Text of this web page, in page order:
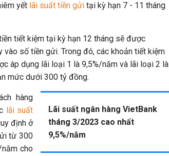
yết lãi suất tiền gửi tại kỳ hạn 7 - 11 tháng
tiết kiệm tại kỳ hạn 12 tháng sẽ được
vào số tiền gửi. Trong đó, các khoản tiết kiệm
áp dụng lãi loại 1 là 9,5%/năm và lãi loại 2 là
mức dưới 300 tỷ đồng.
Lãi suất ngân hàng VietBank
tháng 3/2023 cao nhất
9,5%/năm
hàng
lãi suất
định ở
từ 300
cho